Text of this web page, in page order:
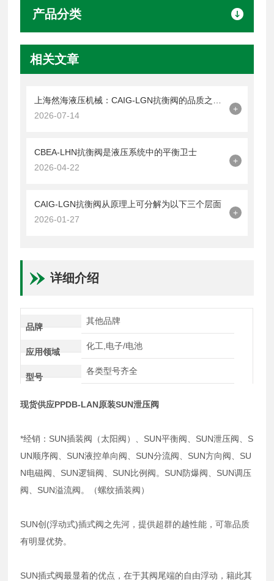
产品分类
相关文章
2026-07-14
+
CBEA-LHN抗衡阀是液压系统中的平衡卫士
2026-04-22
+
CAIG-LGN抗衡阀从原理上可分解为以下三个层面
2026-01-27
+
详细介绍
品牌
其他品牌
应用领域
化工,电子/电池
型号
各类型号齐全
现货供应PPDB-LAN原装SUN泄压阀
*经销：SUN插装阀（太阳阀）、SUN平衡阀、SUN泄压阀、S
UN顺序阀、SUN液控单向阀、SUN分流阀、SUN方向阀、SU
N电磁阀、SUN逻辑阀、SUN比例阀。SUN防爆阀、SUN调压
阀、SUN溢流阀。（螺纹插装阀）
SUN创(浮动式)插式阀之先河，提供超群的越性能，可靠品质
有明显优势。
SUN插式阀最显着的优点，在于其阀尾端的自由浮动，籍此其